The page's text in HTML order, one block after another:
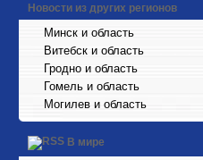
Новости из других регионов
Минск и область
Витебск и область
Гродно и область
Гомель и область
Могилев и область
В мире